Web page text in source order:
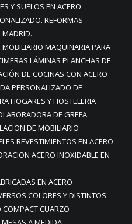
Y SUELOS EN ACERO
REFORMAS
MADRID.
MOBILIARIO MAQUINARIA PARA
LÁMINAS PLANCHAS DE
DE COCINAS CON ACERO
PERSONALIZADO DE
HOGARES Y HOSTELERIA
DE GREFA.
DE MOBILIARIO
REVESTIMIENTOS EN ACERO
ACERO INOXIDABLE EN
EN ACERO
COLORES Y DISTINTOS
COMPACT CUARZO